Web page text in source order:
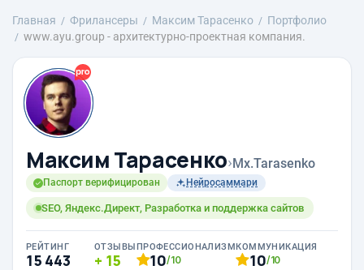
Главная Фрилансеры Максим Тарасенко
Портфолио
www.ayu.group - архитектурно-проектная компания.
Максим Тарасенко›Mx.Tarasenko
Паспорт верифицирован Нейросаммари
SEO, Яндекс.Директ, Разработка и поддержка сайтов
РЕЙТИНГ
15 443
ОТЗЫВЫ
15
ПРОФЕССИОНАЛИЗМ
10/10
КОММУНИКАЦИЯ
10/10